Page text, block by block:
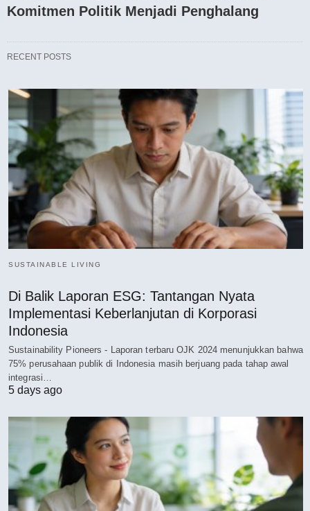
Komitmen Politik Menjadi Penghalang
RECENT POSTS
SUSTAINABLE LIVING
Di Balik Laporan ESG: Tantangan Nyata
Implementasi Keberlanjutan di Korporasi
Indonesia
Sustainability Pioneers - Laporan terbaru OJK 2024 menunjukkan bahwa
75% perusahaan publik di Indonesia masih berjuang pada tahap awal
integrasi…
5 days ago